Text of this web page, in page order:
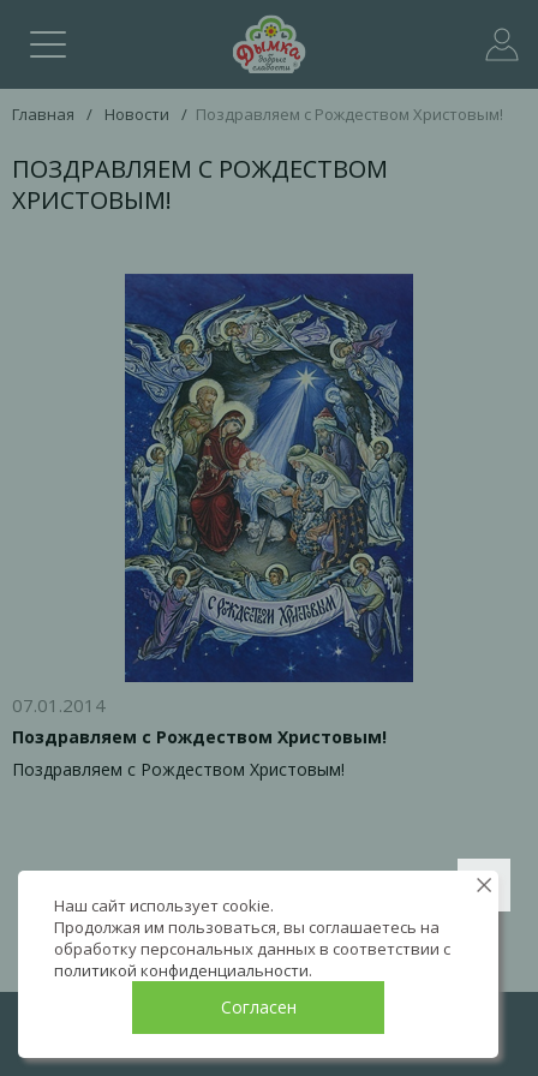
Главная / Новости / Поздравляем с Рождеством Христовым!
ПОЗДРАВЛЯЕМ С РОЖДЕСТВОМ
ХРИСТОВЫМ!
07.01.2014
Поздравляем с Рождеством Христовым!
Поздравляем с Рождеством Христовым!
Наш сайт использует cookie.
Продолжая им пользоваться, вы соглашаетесь на
обработку персональных данных в соответствии с
политикой конфиденциальности.
Согласен